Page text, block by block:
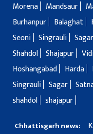
Morena
Mandsaur
Burhanpur
Balaghat
Seoni Singrauli Sagar
Shahdol Shajapur
Hoshangabad
Harda
Singrauli Sagar
shahdol shajapur
Chhattisgarh news: